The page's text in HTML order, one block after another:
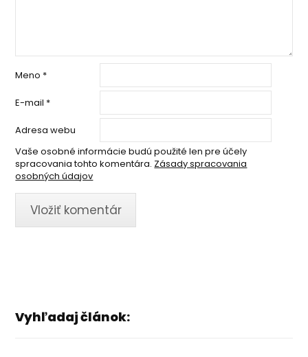
Meno *
E-mail *
Adresa webu
Vaše osobné informácie budú použité len pre účely
spracovania tohto komentára. Zásady spracovania
osobných údajov
Vyhľadaj článok: